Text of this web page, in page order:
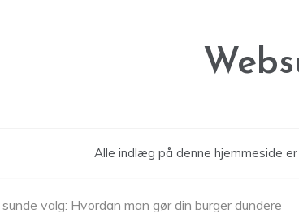
Alle indlæg på denne hjemmeside
valg: Hvordan man gør din burger dundere